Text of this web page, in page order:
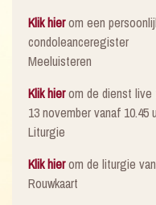
Klik hierom een
condoleanceregister
Meeluisteren
Klik hierom de dienst live
13 november vanaf 10.45
Liturgie
Klik hierom de liturgie
Rouwkaart